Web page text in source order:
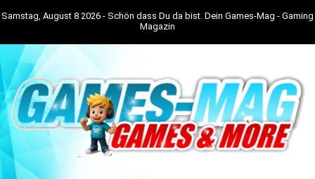
Samstag, August 8 2026 - Schön dass Du da bist. Dein Games-Mag - Gaming
Magazin